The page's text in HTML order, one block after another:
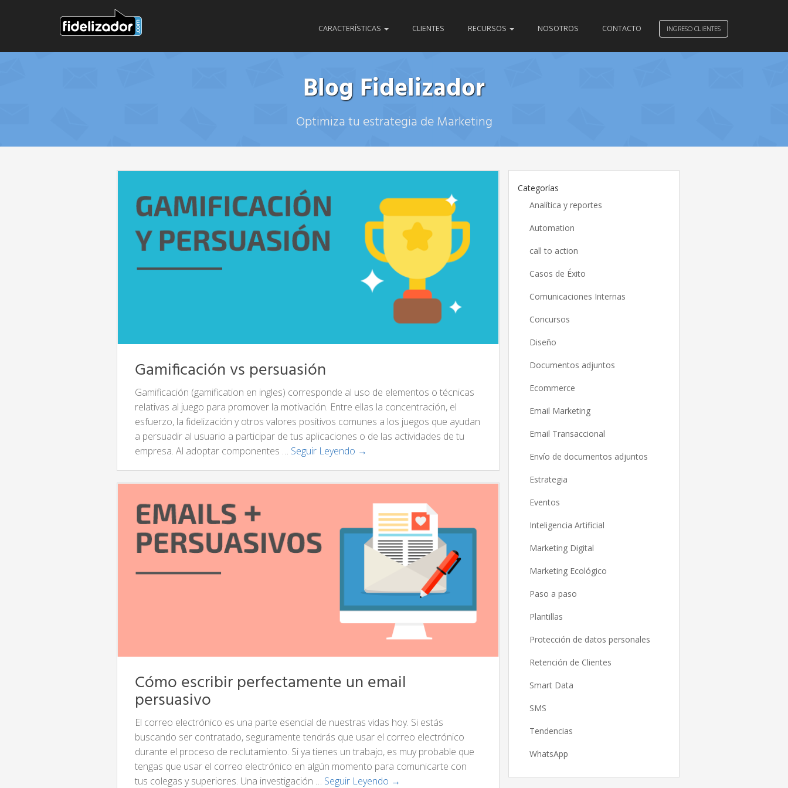
INGRESO CLIENTES
CARACTERÍSTICAS CLIENTES RECURSOS NOSOTROS CONTACTO
Blog Fidelizador
Optimiza tu estrategia de Marketing
Gamificación vs persuasión
Gamificación (gamification en ingles) corresponde al uso de elementos o técnicas
relativas al juego para promover la motivación. Entre ellas la concentración, el
esfuerzo, la fidelización y otros valores positivos comunes a los juegos que ayudan
a persuadir al usuario a participar de tus aplicaciones o de las actividades de tu
empresa. Al adoptar componentes … Seguir Leyendo →
Cómo escribir perfectamente un email
persuasivo
El correo electrónico es una parte esencial de nuestras vidas hoy. Si estás
buscando ser contratado, seguramente tendrás que usar el correo electrónico
durante el proceso de reclutamiento. Si ya tienes un trabajo, es muy probable que
tengas que usar el correo electrónico en algún momento para comunicarte con
tus colegas y superiores. Una investigación … Seguir Leyendo →
Categorías
Analítica y reportes
Automation
call to action
Casos de Éxito
Comunicaciones Internas
Concursos
Diseño
Documentos adjuntos
Ecommerce
Email Marketing
Email Transaccional
Envío de documentos adjuntos
Estrategia
Eventos
Inteligencia Artificial
Marketing Digital
Marketing Ecológico
Paso a paso
Plantillas
Protección de datos personales
Retención de Clientes
Smart Data
SMS
Tendencias
WhatsApp